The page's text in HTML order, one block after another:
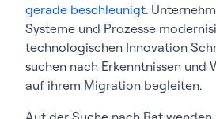
gerade beschleunigt.
Systeme und Prozesse
technologischen Innovation
suchen nach Erkenntnissen und
auf ihrem Migration begleiten.